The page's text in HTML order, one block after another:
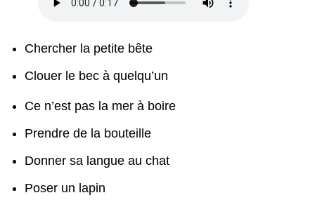
ligne
Chercher la petite bête
Clouer le bec à quelqu’un
Ce n’est pas la mer à boire
Prendre de la bouteille
Donner sa langue au chat
Poser un lapin